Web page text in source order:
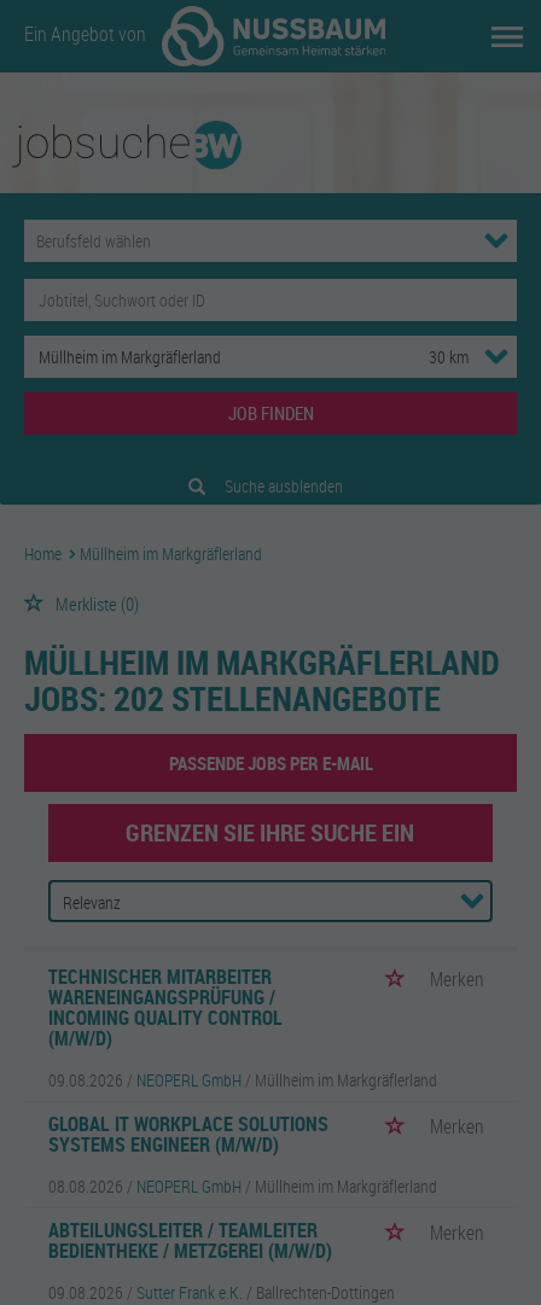
Ein Angebot von
JOB FINDEN
Suche ausblenden
Home Müllheim im Markgräflerland
Merkliste (0)
MÜLLHEIM IM MARKGRÄFLERLAND
JOBS: 202 STELLENANGEBOTE
PASSENDE JOBS PER E-MAIL
GRENZEN SIE IHRE SUCHE EIN
TECHNISCHER MITARBEITER
WARENEINGANGSPRÜFUNG /
INCOMING QUALITY CONTROL
(M/W/D)
Merken
09.08.2026 / NEOPERL GmbH / Müllheim im Markgräflerland
GLOBAL IT WORKPLACE SOLUTIONS
SYSTEMS ENGINEER (M/W/D)
Merken
08.08.2026 / NEOPERL GmbH / Müllheim im Markgräflerland
ABTEILUNGSLEITER / TEAMLEITER
BEDIENTHEKE / METZGEREI (M/W/D)
Merken
09.08.2026 / Sutter Frank e.K. / Ballrechten-Dottingen